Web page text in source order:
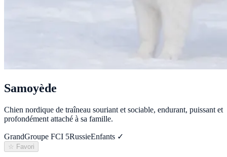
Samoyède
Chien nordique de traîneau souriant et sociable, endurant, puissant et
profondément attaché à sa famille.
GrandGroupe FCI 5RussieEnfants ✓
☆ Favori